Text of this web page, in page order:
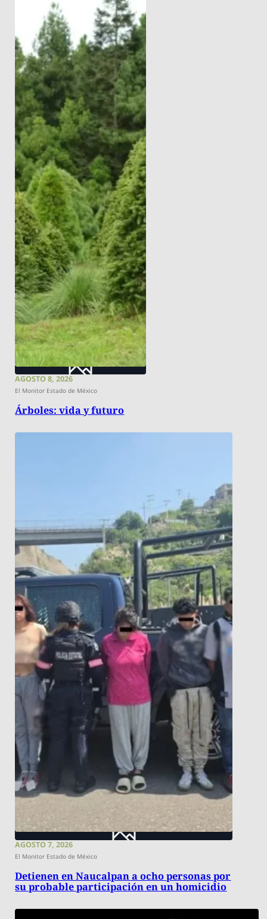
AGOSTO 8, 2026
El Monitor Estado de México
Árboles: vida y futuro
AGOSTO 7, 2026
El Monitor Estado de México
Detienen en Naucalpan a ocho personas por
su probable participación en un homicidio